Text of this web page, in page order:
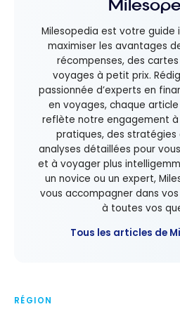
Milesopedia est votre guide
maximiser les avantages
récompenses, des
voyages à petit prix.
passionnée d’experts en
en voyages, chaque
reflète notre engagement à
pratiques, des
analyses détaillées pour
et à voyager plus
un novice ou un expert,
vous accompagner dans
à toutes vos
Tous les articles de
RÉGION